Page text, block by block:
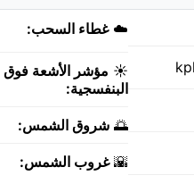
☁️غطاء السحب:
☀️ مؤشر الأشعة فوق
البنفسجية:
🌅 شروق الشمس:
🌇غروب الشمس: